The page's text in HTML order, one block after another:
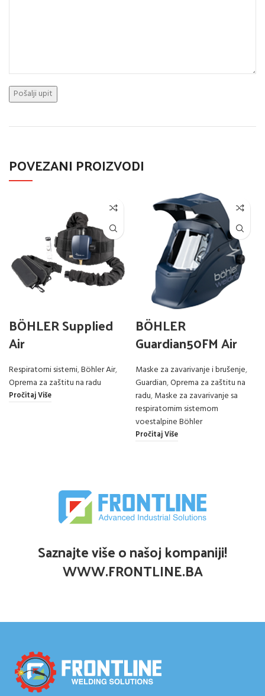
POVEZANI PROIZVODI
BÖHLER Supplied
Air
Respiratorni sistemi,Böhler Air,
Oprema za zaštitu na radu
Pročitaj Više
BÖHLER
Guardian50FM Air
Maske za zavarivanje i brušenje,
Guardian,Oprema za zaštitu na
radu,Maske za zavarivanje sa
respiratornim sistemom
voestalpine Böhler
Pročitaj Više
Saznajte više o našoj kompaniji!
WWW.FRONTLINE.BA